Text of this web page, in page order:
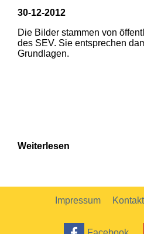
1 2
30-12-2012
Die Bilder stammen von
des SEV. Sie entsprechen
Grundlagen.
Weiterlesen
Impressum Kontakt